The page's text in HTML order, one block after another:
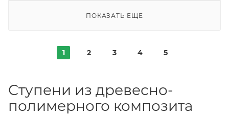
ПОКАЗАТЬ ЕЩЕ
1 2 3 4 5
Ступени из древесно-
полимерного композита